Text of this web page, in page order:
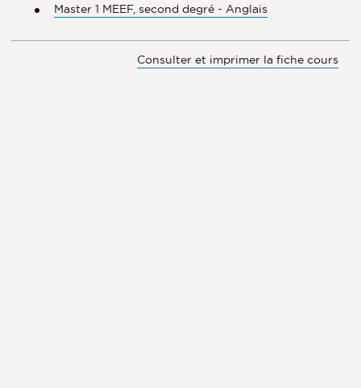
Master 1 MEEF, second degré - Anglais
Consulter et imprimer la fiche cours